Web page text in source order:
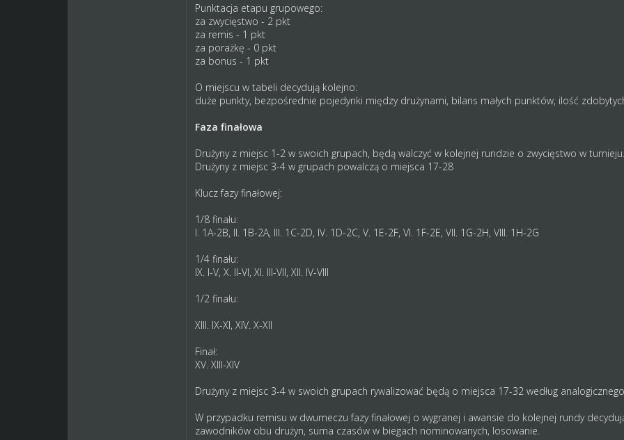
Punktacja etapu grupowego:
za zwycięstwo - 2 pkt
za remis - 1 pkt
za porażkę - 0 pkt
za bonus - 1 pkt
O miejscu w tabeli decydują kolejno:
duże punkty, bezpośrednie pojedynki między drużynami, bilans małych punktów, ilość
Faza finałowa
Drużyny z miejsc 1-2 w swoich grupach, będą walczyć w kolejnej rundzie o zwycięstwo w turnieju.
Drużyny z miejsc 3-4 w grupach powalczą o miejsca 17-28
Klucz fazy finałowej:
1/8 finału:
I. 1A-2B, II. 1B-2A, III. 1C-2D, IV. 1D-2C, V. 1E-2F, VI. 1F-2E, VII. 1G-2H, VIII. 1H-2G
1/4 finału:
IX. I-V, X. II-VI, XI. III-VII, XII. IV-VIII
1/2 finału:
XIII. IX-XI, XIV. X-XII
Finał:
XV. XIII-XIV
Drużyny z miejsc 3-4 w swoich grupach rywalizować będą o miejsca 17-32 według
W przypadku remisu w dwumeczu fazy finałowej o wygranej i awansie do kolejnej rundy
zawodników obu drużyn, suma czasów w biegach nominowanych, losowanie.